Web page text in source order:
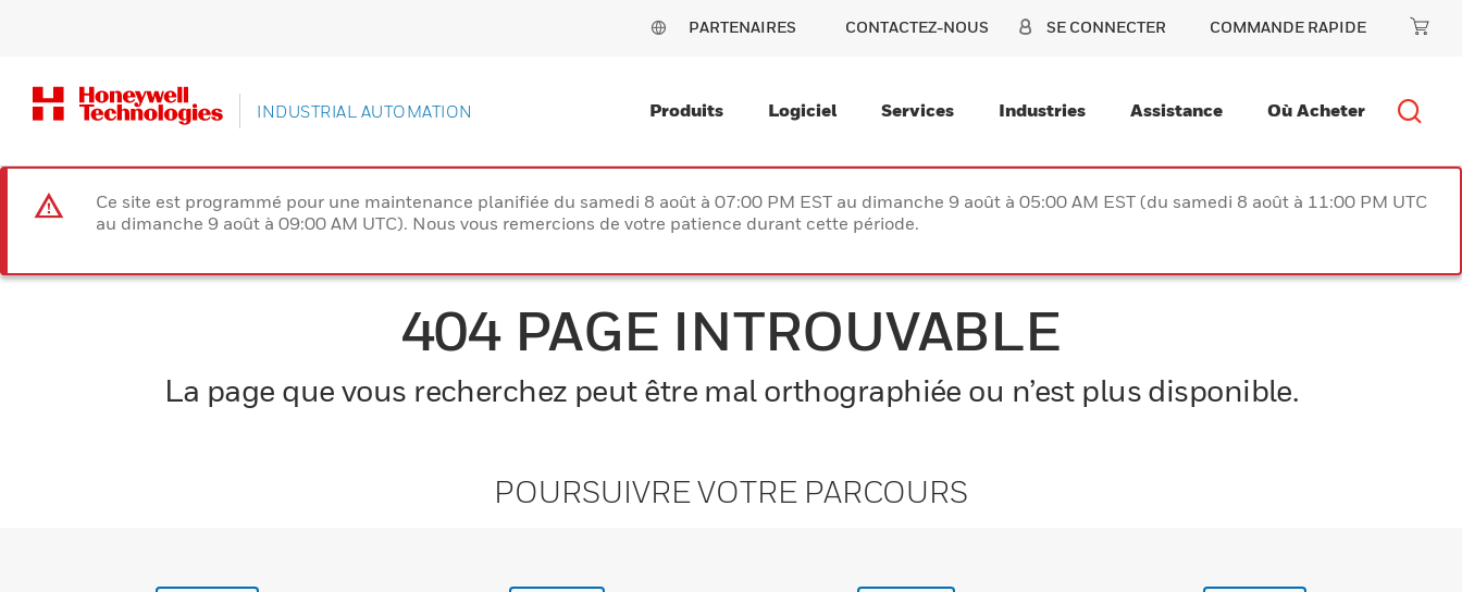
PARTENAIRES CONTACTEZ-NOUS SE CONNECTER COMMANDE RAPIDE
INDUSTRIAL AUTOMATION Produits Logiciel Services Industries Assistance Où Acheter
Ce site est programmé pour une maintenance planifiée du samedi 8 août à 07:00 PM EST au dimanche 9 août à 05:00 AM EST (du samedi 8 août à 11:00 PM UTC
au dimanche 9 août à 09:00 AM UTC). Nous vous remercions de votre patience durant cette période.
404 PAGE INTROUVABLE
La page que vous recherchez peut être mal orthographiée ou n’est plus disponible.
POURSUIVRE VOTRE PARCOURS